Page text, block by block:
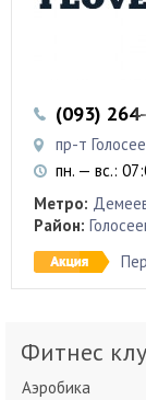
(093)
пр-т
пн. — вс.:
Метро:
Район:
Фитнес
Аэробика